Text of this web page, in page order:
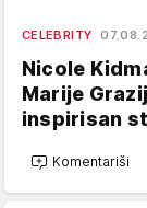
CELEBRITY
Nicole
Marije
inspirisan
Komentariši